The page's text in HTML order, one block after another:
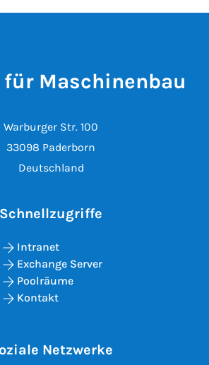
Maschinenbau
Warburger Str. 100
33098 Paderborn
Deutschland
Schnellzugriffe
Intranet
Exchange Server
Poolräume
Kontakt
Netzwerke